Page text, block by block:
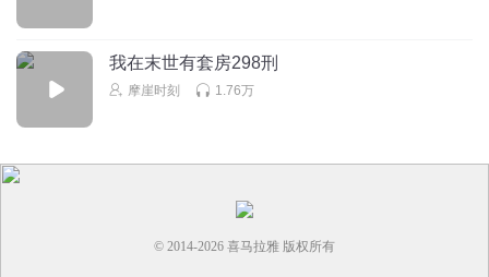
我在末世有套房298刑
摩崖时刻 1.76万
© 2014-2026 喜马拉雅 版权所有